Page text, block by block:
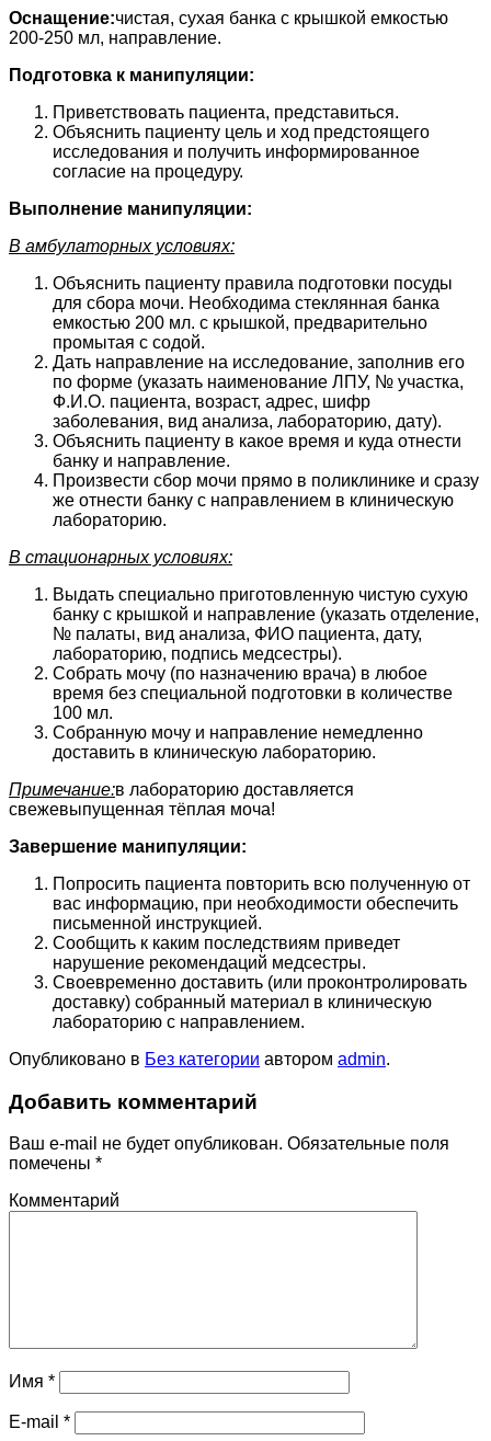
Оснащение:чистая, сухая банка с крышкой емкостью
200-250 мл, направ­ление.
Подготовка к манипуляции:
Приветствовать пациента, представиться.
Объяснить пациенту цель и ход предстоящего
исследования и получить информированное
согласие на процедуру.
Выполнение манипуляции:
В амбулаторных условиях:
Объяснить пациенту правила подготовки посуды
для сбора мочи. Необходима стеклянная банка
емкостью 200 мл. с крышкой, предварительно
промытая с содой.
Дать направление на исследование, заполнив его
по форме (указать наименование ЛПУ, № участка,
Ф.И.О. пациента, возраст, адрес, шифр
заболевания, вид анализа, лабораторию, дату).
Объяснить пациенту в какое время и куда отнести
банку и направление.
Произвести сбор мочи прямо в поликлинике и сразу
же отнести банку с направлением в клиническую
лабораторию.
В стационарных условиях:
Выдать специально приготовленную чистую сухую
банку с крышкой и направление (указать отделение,
№ палаты, вид анализа, ФИО пациен­та, дату,
лабораторию, подпись медсестры).
Собрать мочу (по назначению врача) в любое
время без специальной подготовки в количестве
100 мл.
Собранную мочу и направление немедленно
доставить в клиническую лабораторию.
Примечание:в лабораторию доставляется
свежевыпущенная тёплая моча!
Завершение манипуляции:
Попросить пациента повторить всю полученную от
вас информацию, при необходимости обеспечить
письменной инструкцией.
Сообщить к каким последствиям приведет
нарушение рекомендаций медсестры.
Своевременно доставить (или проконтролировать
доставку) собранный материал в клиническую
лабораторию с направлением.
Опубликовано в Без категории автором admin.
Добавить комментарий
Ваш e-mail не будет опубликован. Обязательные поля
помечены *
Комментарий
Имя *
E-mail *